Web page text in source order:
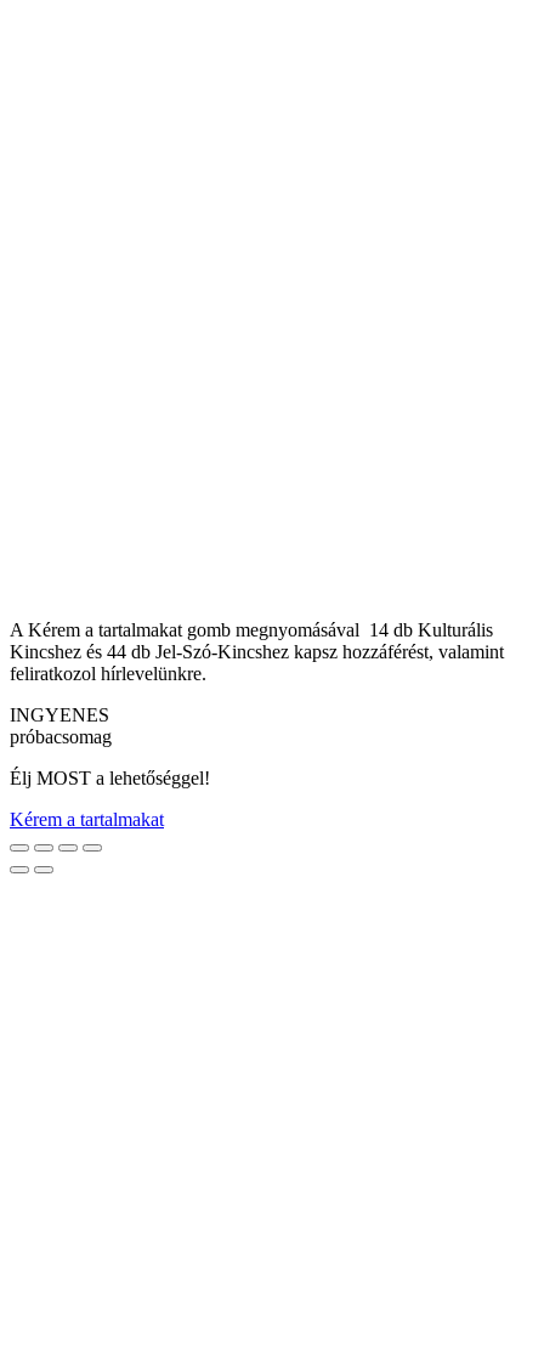
A Kérem a tartalmakat gomb megnyomásával 14 db Kulturális
Kincshez és 44 db Jel-Szó-Kincshez kapsz hozzáférést, valamint
feliratkozol hírlevelünkre.
INGYENES
próbacsomag
Élj MOST a lehetőséggel!
Kérem a tartalmakat